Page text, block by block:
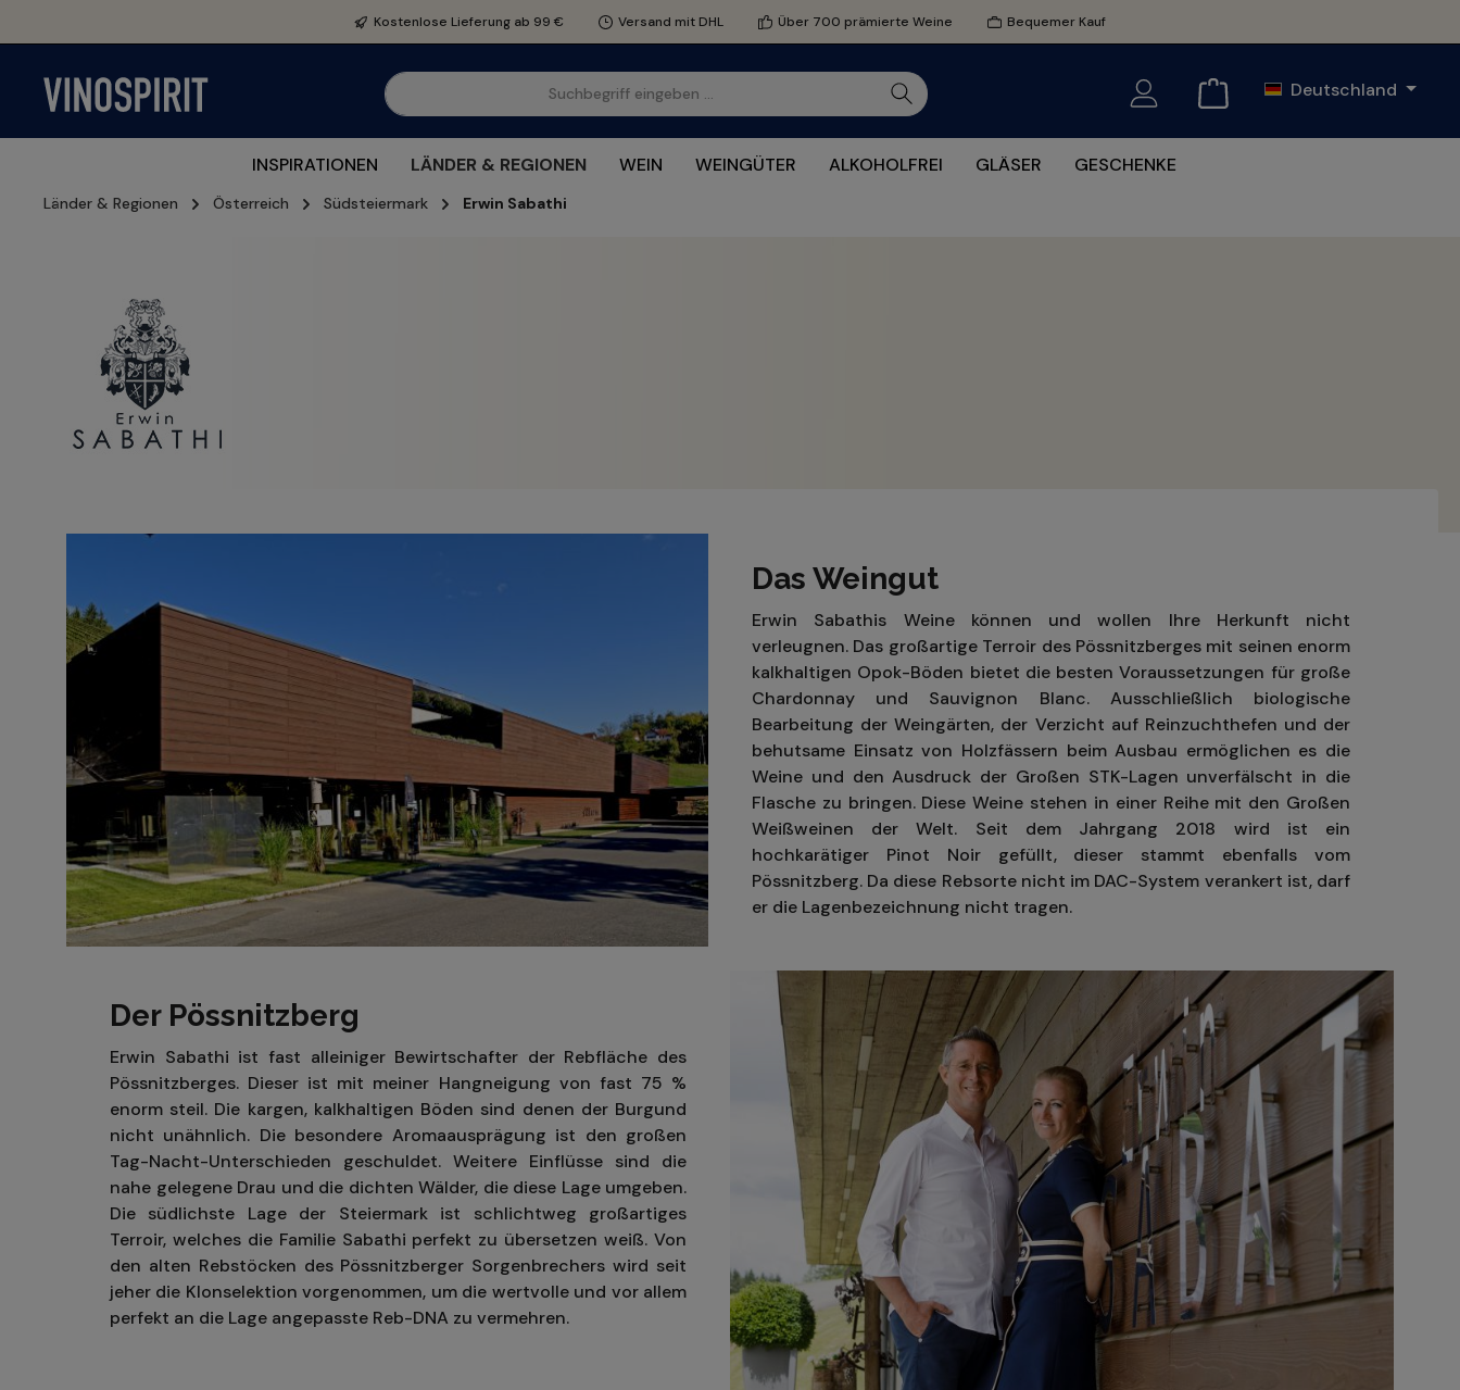
Zur Hauptnavigation springen Kostenlose Lieferung ab 99 € Versand mit DHL Über 700 prämierte Weine Bequemer Kauf
Deutschland
INSPIRATIONEN LÄNDER & REGIONEN WEIN WEINGÜTER ALKOHOLFREI GLÄSER GESCHENKE
Länder & Regionen Österreich Südsteiermark Erwin Sabathi
Das Weingut
Erwin Sabathis Weine können und wollen Ihre Herkunft nicht
verleugnen. Das großartige Terroir des Pössnitzberges mit seinen enorm
kalkhaltigen Opok-Böden bietet die besten Voraussetzungen für große
Chardonnay und Sauvignon Blanc. Ausschließlich biologische
Bearbeitung der Weingärten, der Verzicht auf Reinzuchthefen und der
behutsame Einsatz von Holzfässern beim Ausbau ermöglichen es die
Weine und den Ausdruck der Großen STK-Lagen unverfälscht in die
Flasche zu bringen. Diese Weine stehen in einer Reihe mit den Großen
Weißweinen der Welt. Seit dem Jahrgang 2018 wird ist ein
hochkarätiger Pinot Noir gefüllt, dieser stammt ebenfalls vom
Pössnitzberg. Da diese Rebsorte nicht im DAC-System verankert ist, darf
er die Lagenbezeichnung nicht tragen.
Der Pössnitzberg
Erwin Sabathi ist fast alleiniger Bewirtschafter der Rebfläche des
Pössnitzberges. Dieser ist mit meiner Hangneigung von fast 75 %
enorm steil. Die kargen, kalkhaltigen Böden sind denen der Burgund
nicht unähnlich. Die besondere Aromaausprägung ist den großen
Tag-Nacht-Unterschieden geschuldet. Weitere Einflüsse sind die
nahe gelegene Drau und die dichten Wälder, die diese Lage umgeben.
Die südlichste Lage der Steiermark ist schlichtweg großartiges
Terroir, welches die Familie Sabathi perfekt zu übersetzen weiß. Von
den alten Rebstöcken des Pössnitzberger Sorgenbrechers wird seit
jeher die Klonselektion vorgenommen, um die wertvolle und vor allem
perfekt an die Lage angepasste Reb-DNA zu vermehren.